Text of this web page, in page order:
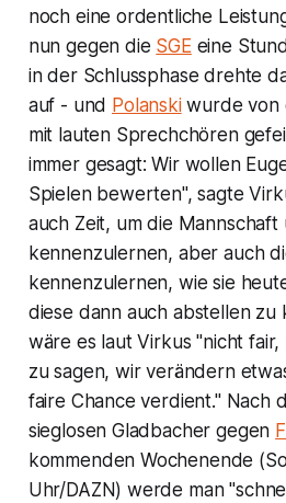
noch eine ordentliche
nun gegen die SGEeine
in der Schlussphase drehte
auf - und Polanskiwurde von
mit lauten Sprechchören
immer gesagt: Wir wollen
Spielen bewerten", sagte
auch Zeit, um die Mannschaft
kennenzulernen, aber auch
kennenzulernen, wie sie
diese dann auch abstellen zu
wäre es laut Virkus "nicht
zu sagen, wir verändern
faire Chance verdient." Nach
sieglosen Gladbacher gegen
kommenden Wochenende
Uhr/DAZN) werde man